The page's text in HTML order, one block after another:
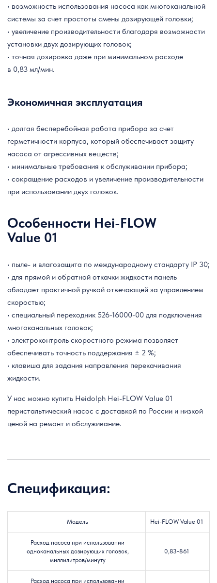
• возможность использования насоса как многоканальной
системы за счет простоты смены дозирующей головки;
• увеличение производительности благодаря возможности
установки двух дозирующих головок;
• точная дозировка даже при минимальном расходе
в 0,83 мл/мин.
Экономичная эксплуатация
• долгая бесперебойная работа прибора за счет
герметичности корпуса, который обеспечивает защиту
насоса от агрессивных веществ;
• минимальные требования к обслуживании прибора;
• сокращение расходов и увеличение производительности
при использовании двух головок.
Особенности Hei-FLOW
Value 01
• пыле- и влагозащита по международному стандарту IP 30;
• для прямой и обратной откачки жидкости панель
обладает практичной ручкой отвечающей за управлением
скоростью;
• специальный переходник 526-16000-00 для подключения
многоканальных головок;
• электроконтроль скоростного режима позволяет
обеспечивать точность поддержания ± 2 %;
• клавиша для задания направления перекачивания
жидкости.
У нас можно купить Heidolph Hei-FLOW Value 01
перистальтический насос с доставкой по России и низкой
ценой на ремонт и обслуживание.
Спецификация:
Модель Hei-FLOW Value 01
Расход насоса при использовании
одноканальных дозирующих головок,
миллилитров/минуту
0,83-861
Расход насоса при использовании